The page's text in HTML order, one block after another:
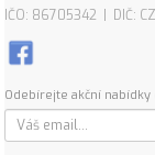
IČO: 86705342 | DIČ:
Odebírejte akční nabídky